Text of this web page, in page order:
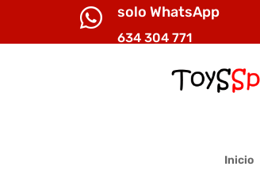
 solo WhatsApp
634 304 771
Inicio